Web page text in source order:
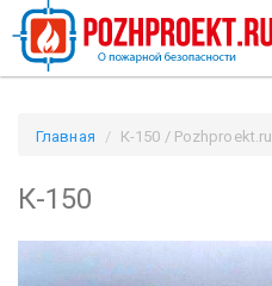
Главная К-150 / Pozhproekt.ru
К-150